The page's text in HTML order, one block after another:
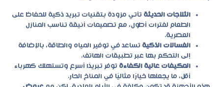
الثلاجات الحديثة تأتي مزودة بتقنيات تبريد ذكية للحفاظ على
الطعام لفترات أطول، مع تصميمات أنيقة تناسب المنازل
العصرية.
الغسالات الذكية تساعد في توفير المياه والطاقة، بالإضافة
إلى التحكم بها عبر تطبيقات الهاتف.
المكيفات عالية الكفاءة توفر تبريدًا أسرع وتستهلك كهرباء
أقل، ما يجعلها خيارًا مثاليًا في المناخ الحار.